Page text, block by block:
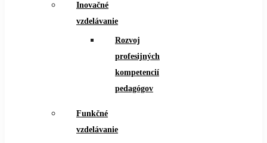
Inovačné
vzdelávanie
Rozvoj
profesijných
kompetencií
pedagógov
Funkčné
vzdelávanie